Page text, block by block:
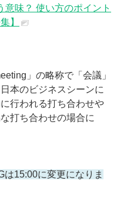
味？ 使い方のポイント
】
」の略称で「会議」
本のビジネスシーンに
行われる打ち合わせや
打ち合わせの場合に
は15:00に変更になりま